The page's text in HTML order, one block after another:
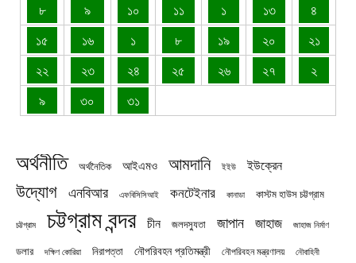
৮
৯ ১০ ১১ ১ ১৩
৪
১৫
১৬ ১ ৮ ১৯ ২০
২১
২২
২৩ ২৪ ২৫ ২৬ ২৭
২
৯
৩০ ৩১
অর্থনীতি অর্থনৈতিক আইএমও আমদানি ইইউ ইউক্রেন
উদ্যোগ এনবিআর এফবিসিসিআই কনটেইনার কানাডা কাস্টম হাউস চট্টগ্রাম
চট্টগ্রাম চট্টগ্রাম বন্দর চীন জলদস্যুতা জাপান জাহাজ জাহাজ নির্মাণ
ডলার দক্ষিণ কোরিয়া নিরাপত্তা নৌপরিবহন প্রতিমন্ত্রী নৌপরিবহন মন্ত্রণালয় নৌবাহিনী